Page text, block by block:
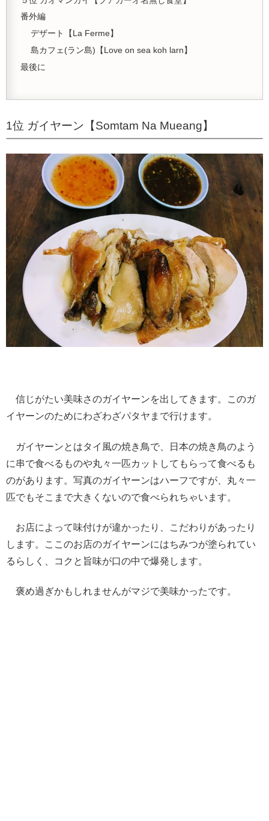
番外編
デザート【La Ferme】
島カフェ(ラン島)【Love on sea koh larn】
最後に
1位 ガイヤーン【Somtam Na Mueang】
信じがたい美味さのガイヤーンを出してきます。このガ
イヤーンのためにわざわざパタヤまで行けます。
ガイヤーンとはタイ風の焼き鳥で、日本の焼き鳥のよう
に串で食べるものや丸々一匹カットしてもらって食べるも
のがあります。写真のガイヤーンはハーフですが、丸々一
匹でもそこまで大きくないので食べられちゃいます。
お店によって味付けが違かったり、こだわりがあったり
します。ここのお店のガイヤーンにはちみつが塗られてい
るらしく、コクと旨味が口の中で爆発します。
褒め過ぎかもしれませんがマジで美味かったです。